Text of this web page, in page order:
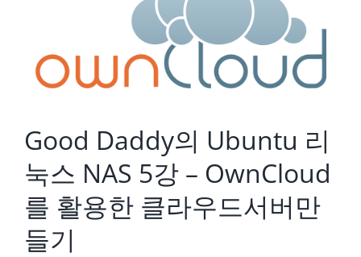
Good Daddy의 Ubuntu 리
눅스 NAS 5강 – OwnCloud
를 활용한 클라우드서버만
들기